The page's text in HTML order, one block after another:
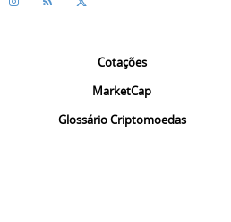
Cotações
MarketCap
Glossário Criptomoedas